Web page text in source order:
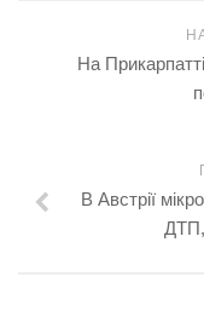
На
В Австрії
ДТП,